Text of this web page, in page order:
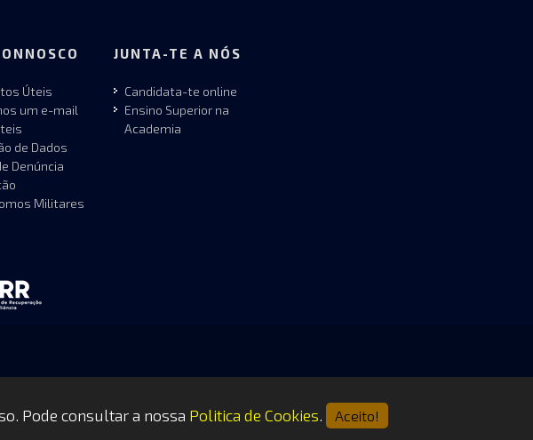
Úteis
um e-mail
de Dados
Denúncia
Militares
JUNTA-TE A NÓS
Candidata-te online
Ensino Superior na
Academia
Pode consultar a nossa Politica de Cookies. Aceito!